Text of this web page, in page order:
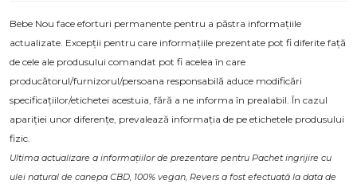
Bebe Nou face eforturi permanente pentru a păstra informațiile
actualizate. Excepții pentru care informațiile prezentate pot fi diferite față
de cele ale produsului comandat pot fi acelea în care
producătorul/furnizorul/persoana responsabilă aduce modificări
specificațiilor/etichetei acestuia, fără a ne informa în prealabil. În cazul
apariției unor diferențe, prevalează informația de pe etichetele produsului
fizic.
Ultima actualizare a informațiilor de prezentare pentru Pachet ingrijire cu
ulei natural de canepa CBD, 100% vegan, Revers a fost efectuată la data de